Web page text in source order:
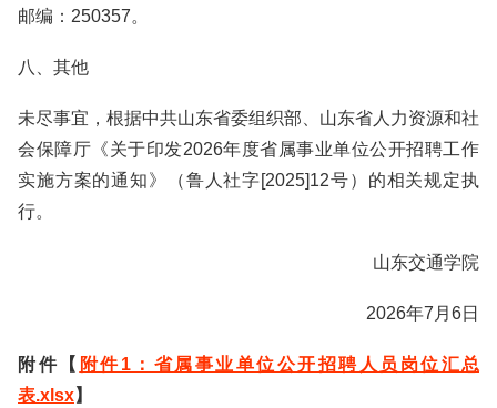
邮编：250357。
八、其他
未尽事宜，根据中共山东省委组织部、山东省人力资源和社
会保障厅《关于印发2026年度省属事业单位公开招聘工作
实施方案的通知》（鲁人社字[2025]12号）的相关规定执
行。
山东交通学院
2026年7月6日
附件【 附件1：省属事业单位公开招聘人员岗位汇总
表.xlsx】